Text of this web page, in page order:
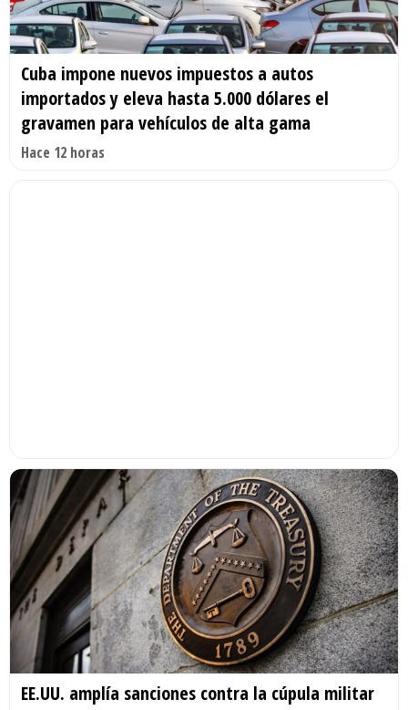
Cuba impone nuevos impuestos a autos
importados y eleva hasta 5.000 dólares el
gravamen para vehículos de alta gama
Hace 12 horas
EE.UU. amplía sanciones contra la cúpula militar